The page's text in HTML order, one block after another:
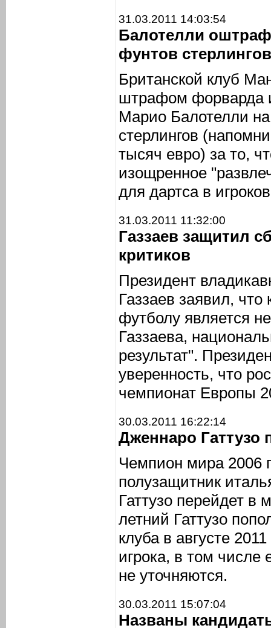
31.03.2011 14:03:54
Балотелли
фунтов стерлингов
Британской клуб
штрафом форварда
Марио Балотелли
стерлингов
тысяч евро) за то,
изощренное
для дартса в
31.03.2011 11:32:00
Газзаев защитил
критиков
Президент
Газзаев заявил,
футболу является
Газзаева,
результат".
уверенность, что
чемпионат Европы
30.03.2011 16:22:14
Дженнаро Гаттузо
Чемпион мира 2006
полузащитник
Гаттузо перейдет в
летний Гаттузо
клуба в августе
игрока, в том числе
не уточняются.
30.03.2011 15:07:04
Названы